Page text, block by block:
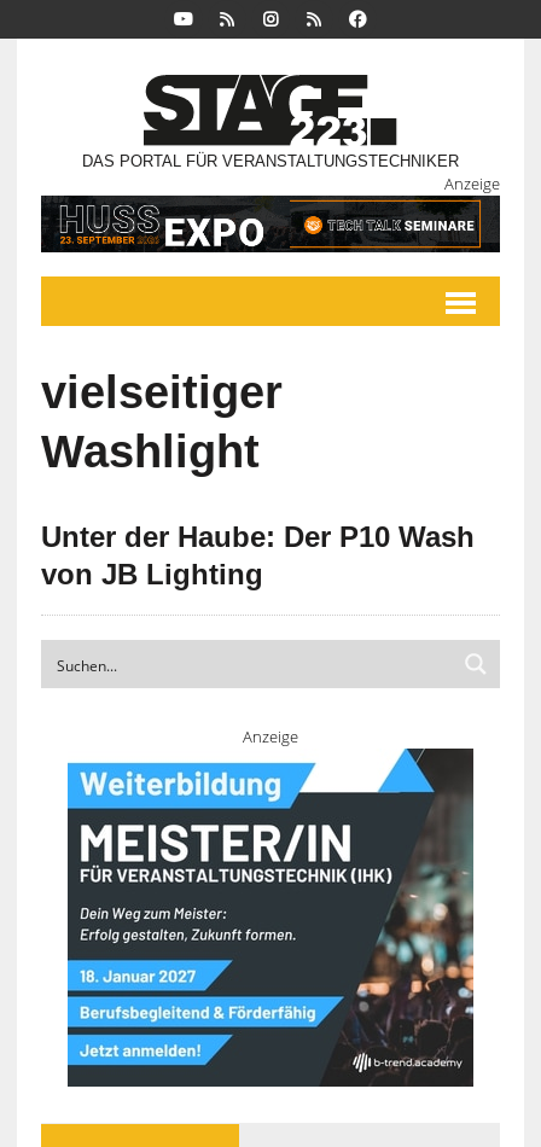
DAS PORTAL FÜR VERANSTALTUNGSTECHNIKER
Anzeige
vielseitiger
Washlight
Unter der Haube: Der P10 Wash
von JB Lighting
Anzeige